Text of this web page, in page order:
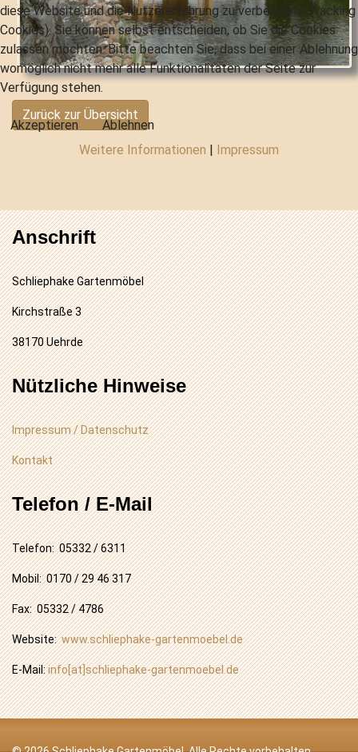
Zurück zur Übersicht
Anschrift
Schliephake Gartenmöbel
Kirchstraße 3
38170 Uehrde
Nützliche Hinweise
Impressum / Datenschutz
Kontakt
Telefon / E-Mail
Telefon: 05332 / 6311
Mobil: 0170 / 29 46 317
Fax: 05332 / 4786
Website:www.schliephake-gartenmoebel.de
E-Mail:info[at]schliephake-gartenmoebel.de
diese Website und die Nutzererfahrung zu verbessern (Tracking
Cookies). Sie können selbst entscheiden, ob Sie die Cookies
zulassen möchten. Bitte beachten Sie, dass bei einer Ablehnung
womöglich nicht mehr alle Funktionalitäten der Seite zur
Verfügung stehen.
Akzeptieren
Ablehnen
Weitere Informationen | Impressum